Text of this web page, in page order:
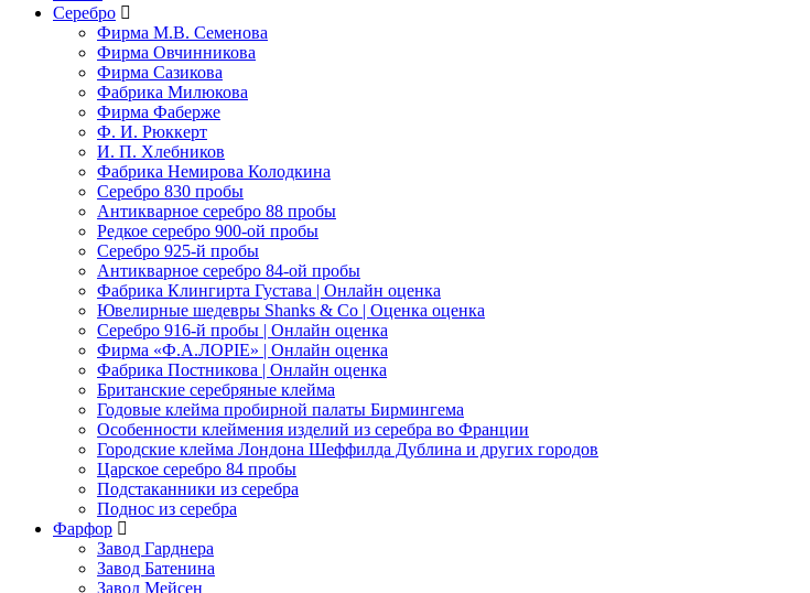
Серебро
Фирма М.В. Семенова
Фирма Овчинникова
Фирма Сазикова
Фабрика Милюкова
Фирма Фаберже
Ф. И. Рюккерт
И. П. Хлебников
Фабрика Немирова Колодкина
Серебро 830 пробы
Антикварное серебро 88 пробы
Редкое серебро 900-ой пробы
Серебро 925-й пробы
Антикварное серебро 84-ой пробы
Фабрика Клингирта Густава | Онлайн оценка
Ювелирные шедевры Shanks & Co | Оценка оценка
Серебро 916-й пробы | Онлайн оценка
Фирма «Ф.А.ЛОРIЕ» | Онлайн оценка
Фабрика Постникова | Онлайн оценка
Британские серебряные клейма
Годовые клейма пробирной палаты Бирмингема
Особенности клеймения изделий из серебра во Франции
Городские клейма Лондона Шеффилда Дублина и других городов
Царское серебро 84 пробы
Подстаканники из серебра
Поднос из серебра
Фарфор
Завод Гарднера
Завод Батенина
Завод Мейсен